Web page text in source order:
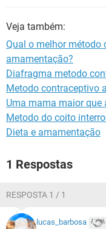
Veja também:
Qual o melhor método
amamentação?
Diafragma metodo
Metodo contraceptivo
Uma mama maior
Metodo do coito
Dieta e amamentação
1 Respostas
RESPOSTA 1 / 1
lucas_barbosa